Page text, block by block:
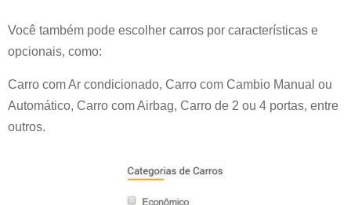
Você também pode escolher carros por características e
opcionais, como:
Carro com Ar condicionado, Carro com Cambio Manual ou
Automático, Carro com Airbag, Carro de 2 ou 4 portas, entre
outros.